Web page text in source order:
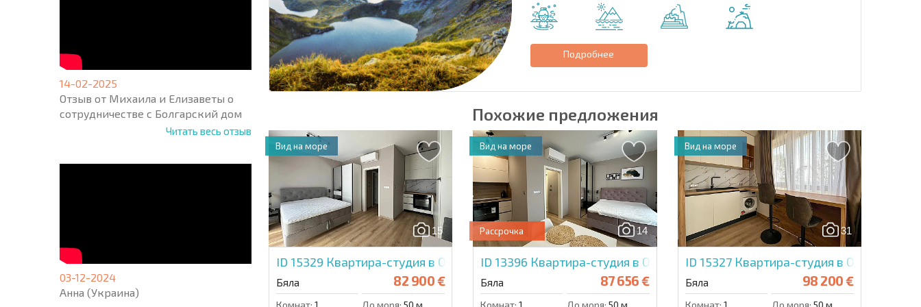
14-02-2025
Отзыв от Михаила и Елизаветы о
сотрудничестве с Болгарский дом
Читать весь отзыв
03-12-2024
Анна (Украина)
Отправить сообщение
Подробнее
Похожие предложения
15
ID 15329 Квартира-студия в Опен Си Резиденс
Бяла 82 900 €
Комнат: 1 До моря: 50 м.
Вид на море
14
Рассрочка
ID 13396 Квартира-студия в Опен Си Резиденс
Бяла 87 656 €
Комнат: 1 До моря: 50 м.
Вид на море
31
ID 15327 Квартира-студия в Опен Си
Бяла 98 200 €
Комнат: 1 До моря: 50 м.
Вид на море